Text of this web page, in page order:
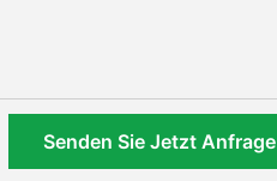
Senden Sie Jetzt Anfrage